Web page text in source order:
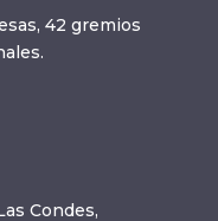
42 gremios
Condes,